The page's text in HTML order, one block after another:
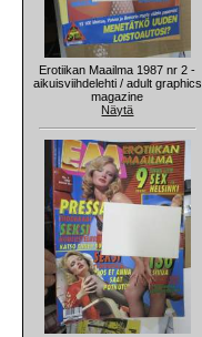
Erotiikan Maailma 1987 nr 2 -
aikuisviihdelehti / adult graphics
magazine
Näytä